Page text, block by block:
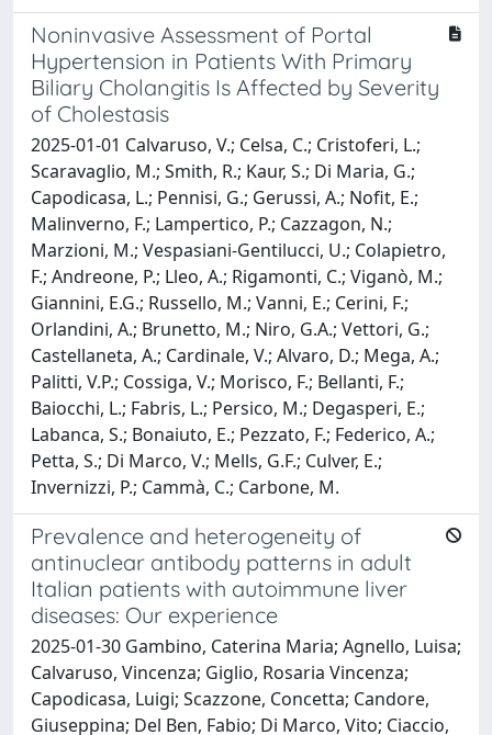
Noninvasive Assessment of Portal
Hypertension in Patients With Primary
Biliary Cholangitis Is Affected by Severity
of Cholestasis
2025-01-01 Calvaruso, V.; Celsa, C.; Cristoferi, L.;
Scaravaglio, M.; Smith, R.; Kaur, S.; Di Maria, G.;
Capodicasa, L.; Pennisi, G.; Gerussi, A.; Nofit, E.;
Malinverno, F.; Lampertico, P.; Cazzagon, N.;
Marzioni, M.; Vespasiani-Gentilucci, U.; Colapietro,
F.; Andreone, P.; Lleo, A.; Rigamonti, C.; Viganò, M.;
Giannini, E.G.; Russello, M.; Vanni, E.; Cerini, F.;
Orlandini, A.; Brunetto, M.; Niro, G.A.; Vettori, G.;
Castellaneta, A.; Cardinale, V.; Alvaro, D.; Mega, A.;
Palitti, V.P.; Cossiga, V.; Morisco, F.; Bellanti, F.;
Baiocchi, L.; Fabris, L.; Persico, M.; Degasperi, E.;
Labanca, S.; Bonaiuto, E.; Pezzato, F.; Federico, A.;
Petta, S.; Di Marco, V.; Mells, G.F.; Culver, E.;
Invernizzi, P.; Cammà, C.; Carbone, M.
Prevalence and heterogeneity of
antinuclear antibody patterns in adult
Italian patients with autoimmune liver
diseases: Our experience
2025-01-30 Gambino, Caterina Maria; Agnello, Luisa;
Calvaruso, Vincenza; Giglio, Rosaria Vincenza;
Capodicasa, Luigi; Scazzone, Concetta; Candore,
Giuseppina; Del Ben, Fabio; Di Marco, Vito; Ciaccio,